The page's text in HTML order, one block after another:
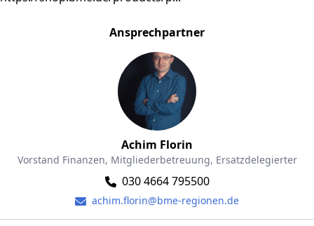
Ansprechpartner
Achim Florin
Vorstand Finanzen, Mitgliederbetreuung, Ersatzdelegierter
030 4664 795500
achim.florin@bme-regionen.de